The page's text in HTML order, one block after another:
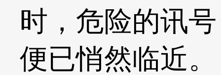
时，危险的讯号
便已悄然临近。